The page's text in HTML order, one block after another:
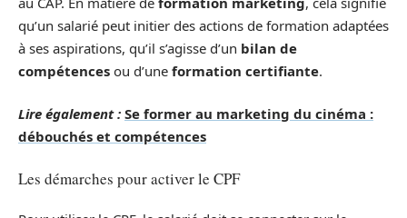
qu’un salarié peut initier des actions de formation adaptées
à ses aspirations, qu’il s’agisse d’un bilan de
compétences ou d’une formation certifiante.
Lire également : Se former au marketing du cinéma :
débouchés et compétences
Les démarches pour activer le CPF